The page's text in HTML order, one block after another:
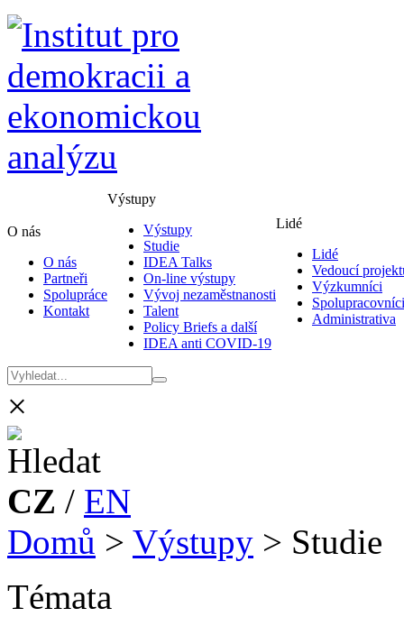
O nás
O nás
Partneři
Spolupráce
Kontakt
Výstupy
Výstupy
Studie
IDEA Talks
On-line výstupy
Vývoj nezaměstnanosti
Talent
Policy Briefs a další
IDEA anti COVID-19
Lidé
Lidé
Vedoucí
Výzkumníci
Spolupracovníci
Administrativa
×
CZ / EN
Domů > Výstupy > Studie
Témata